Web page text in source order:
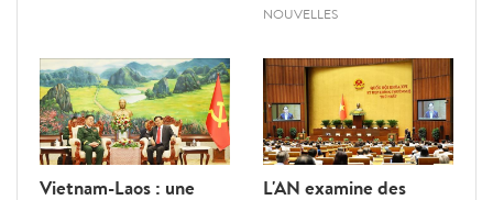
NOUVELLES
Vietnam-Laos : une
L'AN examine des